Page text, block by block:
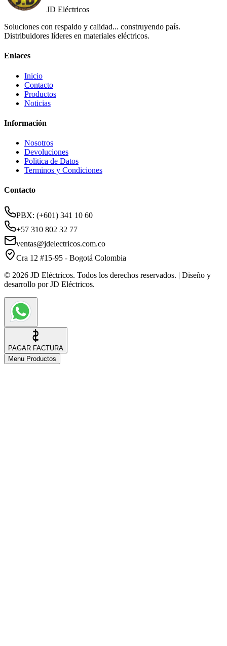
JD Eléctricos
Soluciones con respaldo y calidad... construyendo país.
Distribuidores líderes en materiales eléctricos.
Enlaces
Inicio
Contacto
Productos
Noticias
Información
Nosotros
Devoluciones
Politica de Datos
Terminos y Condiciones
Contacto
PBX: (+601) 341 10 60
+57 310 802 32 77
ventas@jdelectricos.com.co
Cra 12 #15-95 - Bogotá Colombia
© 2026 JD Eléctricos. Todos los derechos reservados. | Diseño y
desarrollo por JD Eléctricos.
PAGAR FACTURA
Menu Productos